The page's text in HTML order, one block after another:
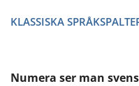
KLASSISKA
Numera ser man